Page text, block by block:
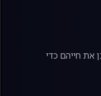
את חייהם כדי